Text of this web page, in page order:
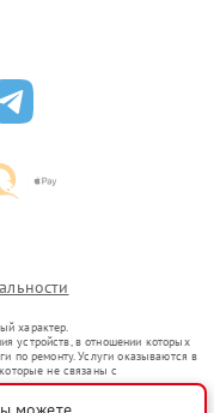
характер.
устройств, в отношении которых
по ремонту. Услуги оказываются в
не связаны с
представителями.
оборот в соответствии